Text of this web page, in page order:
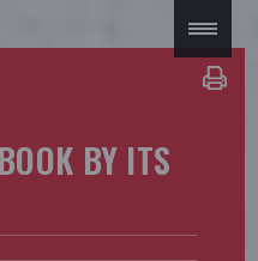
BY ITS